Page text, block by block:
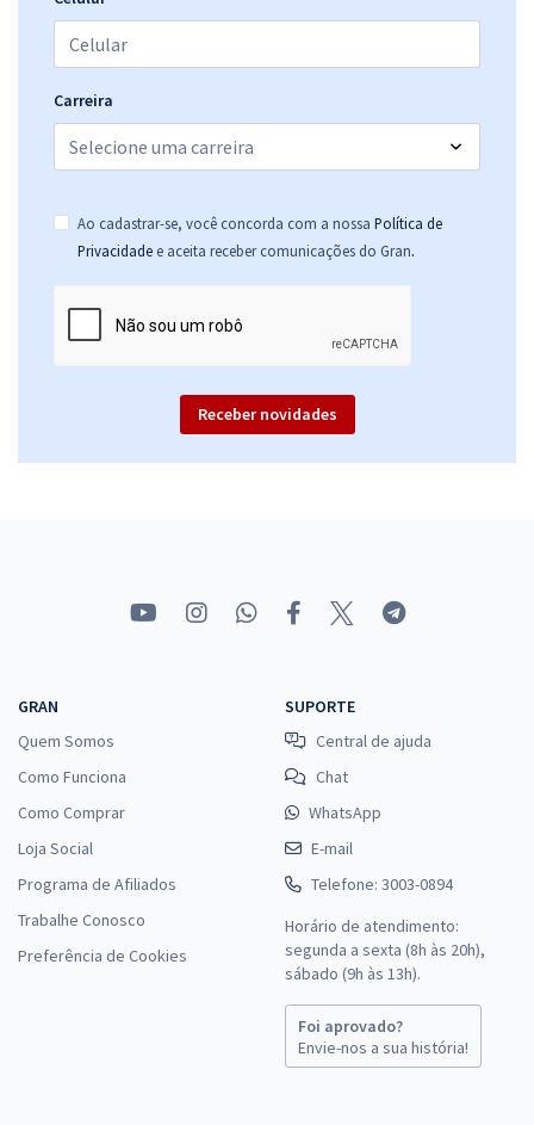
Carreira
Ao cadastrar-se, você concorda com a nossa Política de
Privacidade e aceita receber comunicações do Gran.
Receber novidades
GRAN
Quem Somos
Como Funciona
Como Comprar
Loja Social
Programa de Afiliados
Trabalhe Conosco
Preferência de Cookies
SUPORTE
Central de ajuda
Chat
WhatsApp
E-mail
Telefone: 3003-0894
Horário de atendimento:
segunda a sexta (8h às 20h),
sábado (9h às 13h).
Foi aprovado?
Envie-nos a sua história!